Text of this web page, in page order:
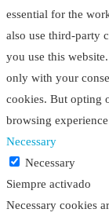
essential for the
also use third-party
you use this
only with your
cookies. But opting
browsing
Necessary
Necessary
Siempre activado
Necessary cookies